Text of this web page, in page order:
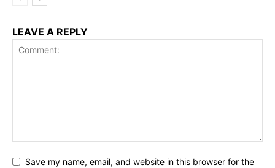
LEAVE A REPLY
Save my name, email, and website in this browser for the